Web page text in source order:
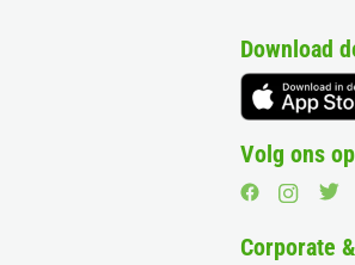
Download
Volg ons
Corporate